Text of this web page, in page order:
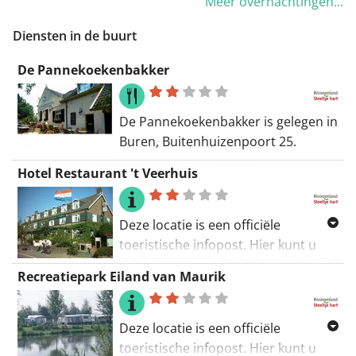
"Camperplaats van het jaar" en in
behaald (publieksprijs NKC).
Diensten in de buurt
De Pannekoekenbakker
De Pannekoekenbakker is gelegen in
Buren, Buitenhuizenpoort 25.
Hotel Restaurant 't Veerhuis
Deze locatie is een officiële
toeristische infopost. Hier kunt u
terecht voor diverse toeristische
informatie: Wamel, Veerweg 2.
http://www.hotelveerhuis.nl/
Recreatiepark Eiland van Maurik
Deze locatie is een officiële
toeristische infopost. Hier kunt u